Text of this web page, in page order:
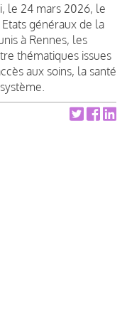
le 24 mars 2026, le
généraux de la
à Rennes, les
thématiques issues
aux soins, la santé